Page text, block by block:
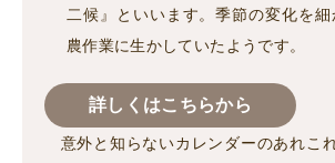
二候』といいます。季節の変化を細
農作業に生かしていたようです。
詳しくはこちらから
意外と知らないカレンダーのあれこ